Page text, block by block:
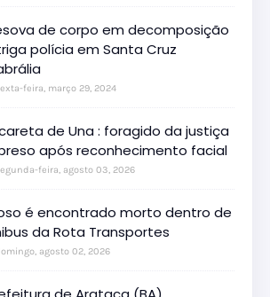
de corpo em decomposição
polícia em Santa Cruz
feira, março 29, 2024
de Una : foragido da justiça
após reconhecimento facial
feira, agosto 03, 2026
é encontrado morto dentro de
da Rota Transportes
agosto 02, 2026